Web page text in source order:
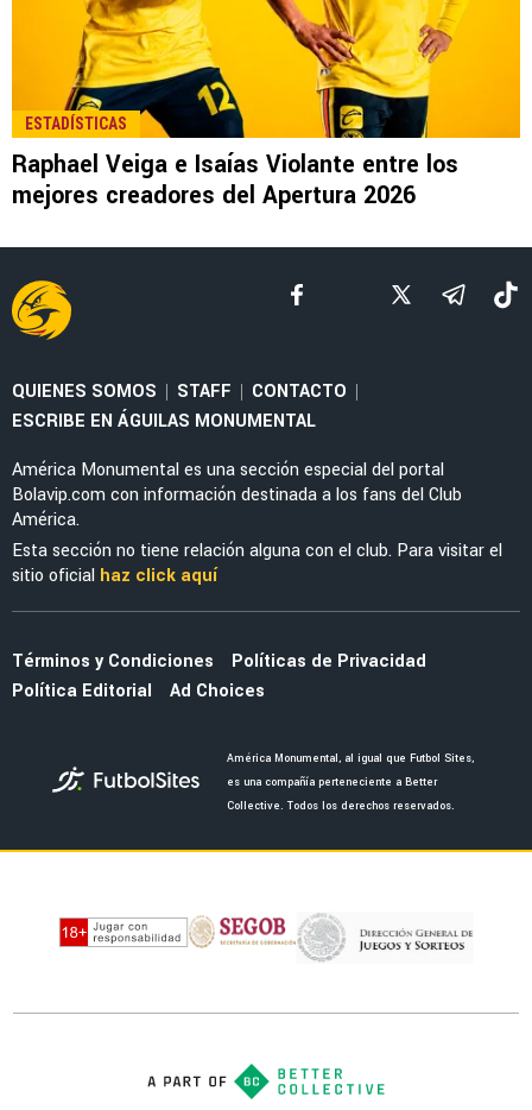
LEE TAMBIÉN
NOTICIAS
La alineación del América de Guillermo
Almada con el refuerzo Óscar Perea
La fecha en la que saldrán los uniformes del